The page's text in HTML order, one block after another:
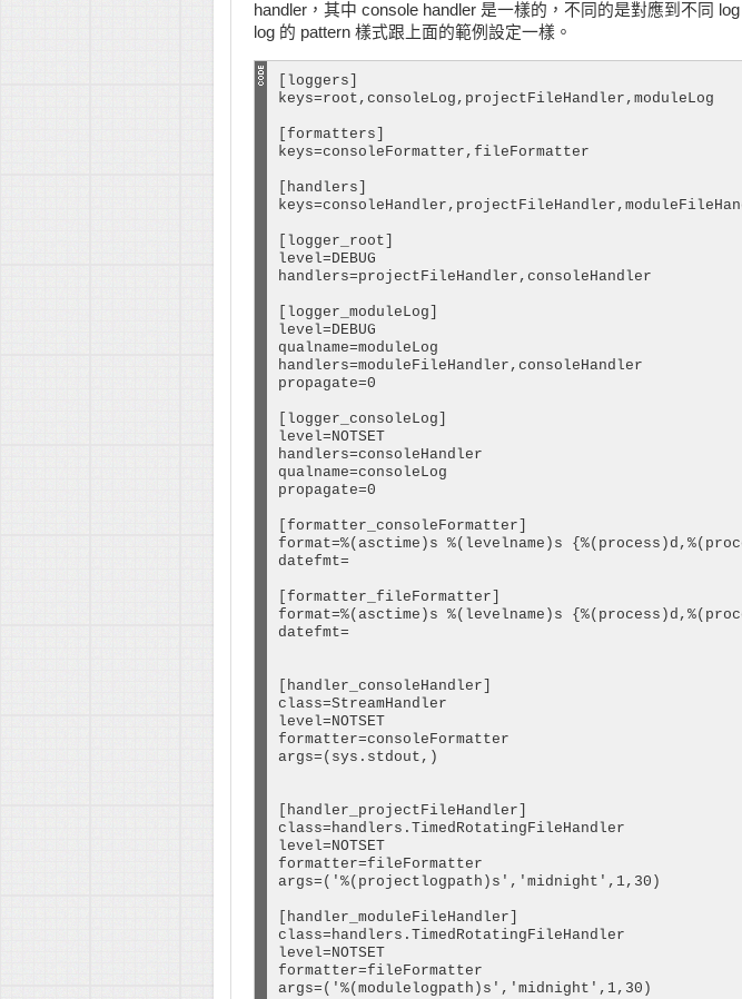
handler，其中 console handler 是一樣的，不同的是對應到不同
log 的 pattern 樣式跟上面的範例設定一樣。
[loggers]
keys=root,consoleLog,projectFileHandler,moduleLog
[formatters]
keys=consoleFormatter,fileFormatter
[handlers]
[logger_root]
level=DEBUG
handlers=projectFileHandler,consoleHandler
[logger_moduleLog]
level=DEBUG
qualname=moduleLog
handlers=moduleFileHandler,consoleHandler
propagate=0
[logger_consoleLog]
level=NOTSET
handlers=consoleHandler
qualname=consoleLog
propagate=0
[formatter_consoleFormatter]
format=%(asctime)s %(levelname)s
datefmt=
[formatter_fileFormatter]
format=%(asctime)s %(levelname)s
datefmt=
[handler_consoleHandler]
class=StreamHandler
level=NOTSET
formatter=consoleFormatter
args=(sys.stdout,)
[handler_projectFileHandler]
class=handlers.TimedRotatingFileHandler
level=NOTSET
formatter=fileFormatter
args=('%(projectlogpath)s','midnight',1,30)
[handler_moduleFileHandler]
class=handlers.TimedRotatingFileHandler
level=NOTSET
formatter=fileFormatter
args=('%(modulelogpath)s','midnight',1,30)